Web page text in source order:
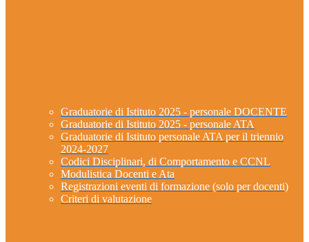
Graduatorie di Istituto 2025 - personale DOCENTE
Graduatorie di Istituto 2025 - personale ATA
Graduatorie di Istituto personale ATA per il triennio
2024-2027
Codici Disciplinari, di Comportamento e CCNL
Modulistica Docenti e Ata
Registrazioni eventi di formazione (solo per docenti)
Criteri di valutazione